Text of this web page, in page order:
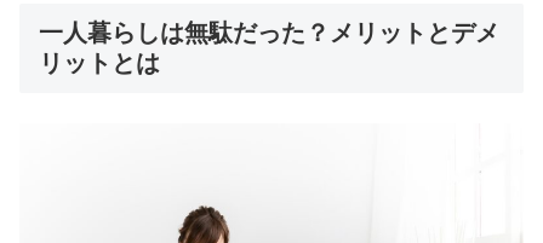
一人暮らしは無駄だった？メリットとデメ
リットとは